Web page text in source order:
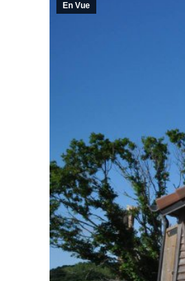
En Vue